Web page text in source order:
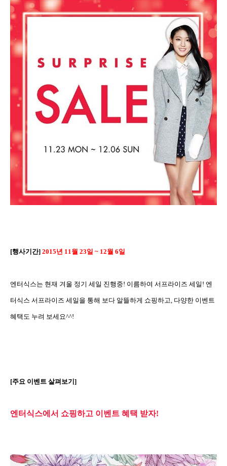
[행사기간] 2015년 11월 23일 ~ 12월 6일
엔터식스는 현재 겨울 정기 세일 진행중! 이름하여 서프라이즈 세일 ! 엔
터식스 서프라이즈 세일을 통해 보다 알뜰하게 쇼핑하고, 다양한 이벤트
혜택도 누려 보세요^^!
[주요 이벤트 살펴보기 ]
엔터식스에서 쇼핑하고 이벤트 혜택 받자!